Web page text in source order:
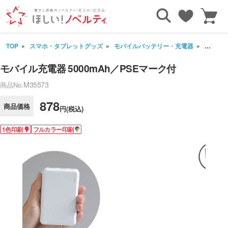
TOP スマホ・タブレットグッズ モバイルバッテリー・充電器 モバイ
モバイル充電器 5000mAh／PSEマーク付
商品No.M35573
商品価格 878円(税込)
1色印刷 フルカラー印刷